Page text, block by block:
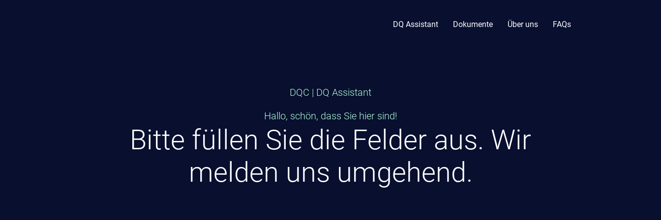
DQ Assistant Dokumente Über uns FAQs
DQC | DQ Assistant
Hallo, schön, dass Sie hier sind!
Bitte füllen Sie die Felder aus. Wir
melden uns umgehend.